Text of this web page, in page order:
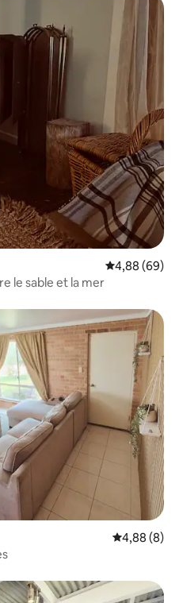
Évaluation
4,88 (69)
le sable et la mer
Évaluation
4,88 (8)